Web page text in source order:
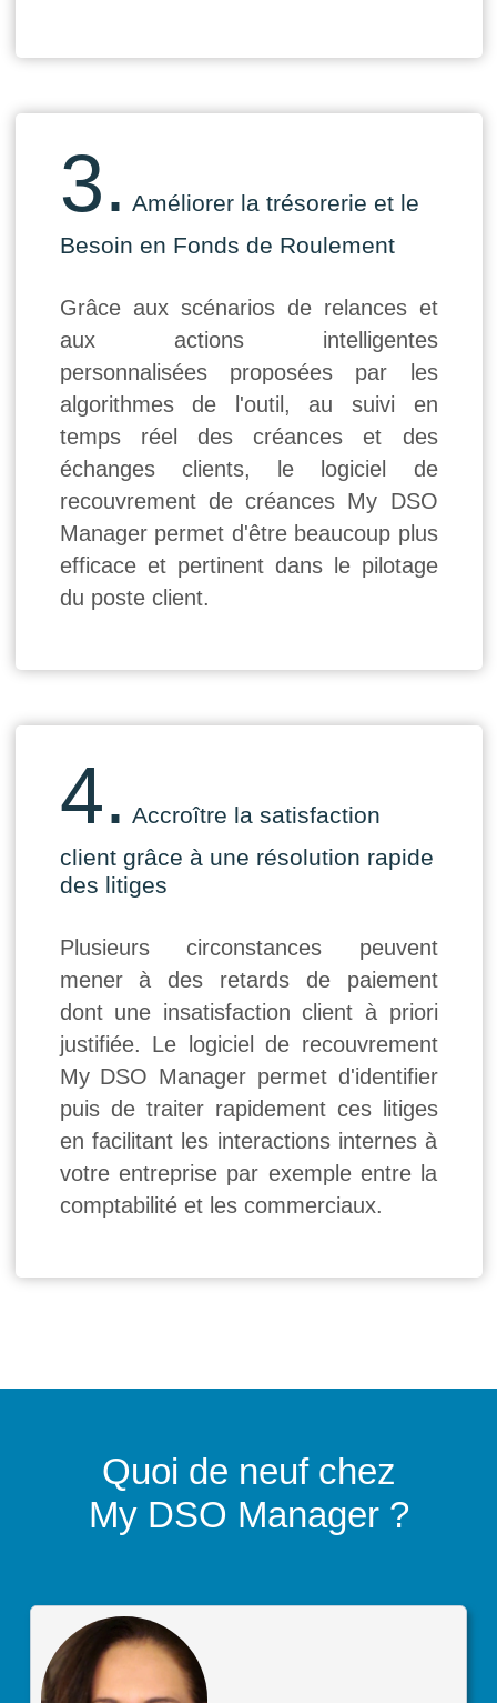
3. Améliorer la trésorerie et le
Besoin en Fonds de Roulement
Grâce aux scénarios de relances et
aux actions intelligentes
personnalisées proposées par les
algorithmes de l'outil, au suivi en
temps réel des créances et des
échanges clients, le logiciel de
recouvrement de créances My DSO
Manager permet d'être beaucoup plus
efficace et pertinent dans le pilotage
du poste client.
4. Accroître la satisfaction
client grâce à une résolution rapide
des litiges
Plusieurs circonstances peuvent
mener à des retards de paiement
dont une insatisfaction client à priori
justifiée. Le logiciel de recouvrement
My DSO Manager permet d'identifier
puis de traiter rapidement ces litiges
en facilitant les interactions internes à
votre entreprise par exemple entre la
comptabilité et les commerciaux.
Quoi de neuf chez
My DSO Manager?